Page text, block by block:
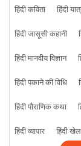
हिंदी कविता
हिंदी
हिंदी जासूसी कहानी
हिंदी मानवीय विज्ञान
हिंदी पकाने की विधि
हिंदी पौराणिक कथा
हिंदी व्यापार
हिंदी खेल